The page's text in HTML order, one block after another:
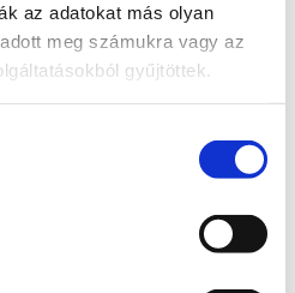
az adatokat más olyan
meg számukra vagy az
gyűjtöttek.
szükséges
csatlakozhatsz a